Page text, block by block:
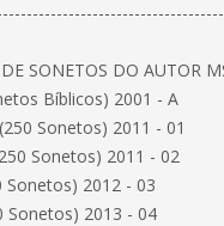
SONETOS DO AUTOR
Bíblicos) 2001 - A
Sonetos) 2011 - 01
Sonetos) 2011 - 02
Sonetos) 2012 - 03
Sonetos) 2013 - 04